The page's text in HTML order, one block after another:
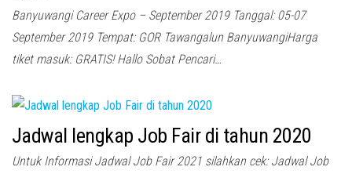
Banyuwangi Career Expo – September 2019 Tanggal: 05-07
September 2019 Tempat: GOR Tawangalun BanyuwangiHarga
tiket masuk: GRATIS! Hallo Sobat Pencari…
Jadwal lengkap Job Fair di tahun 2020
Untuk Informasi Jadwal Job Fair 2021 silahkan cek: Jadwal Job